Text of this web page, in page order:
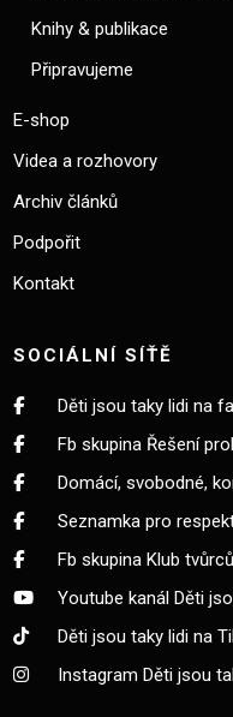
Knihy & publikace
Připravujeme
E-shop
Videa a rozhovory
Archiv článků
Podpořit
Kontakt
SOCIÁLNÍ SÍŤĚ
Děti jsou taky lidi na
Fb skupina Řešení
Domácí, svobodné,
Seznamka pro
Fb skupina Klub
Youtube kanál Děti
Děti jsou taky lidi na
Instagram Děti jsou